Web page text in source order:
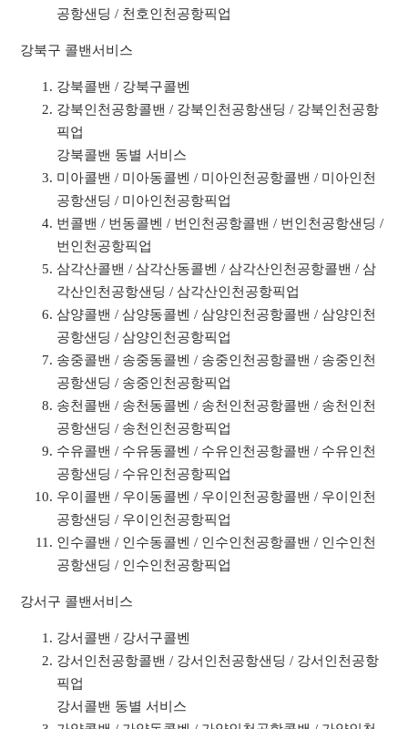
공항샌딩 / 천호인천공항픽업
강북구 콜밴서비스
강북콜밴 / 강북구콜벤
강북인천공항콜밴 / 강북인천공항샌딩 / 강북인천공항
픽업
강북콜밴 동별 서비스
미아콜밴 / 미아동콜벤 / 미아인천공항콜밴 / 미아인천
공항샌딩 / 미아인천공항픽업
번콜밴 / 번동콜벤 / 번인천공항콜밴 / 번인천공항샌딩 /
번인천공항픽업
삼각산콜밴 / 삼각산동콜벤 / 삼각산인천공항콜밴 / 삼
각산인천공항샌딩 / 삼각산인천공항픽업
삼양콜밴 / 삼양동콜벤 / 삼양인천공항콜밴 / 삼양인천
공항샌딩 / 삼양인천공항픽업
송중콜밴 / 송중동콜벤 / 송중인천공항콜밴 / 송중인천
공항샌딩 / 송중인천공항픽업
송천콜밴 / 송천동콜벤 / 송천인천공항콜밴 / 송천인천
공항샌딩 / 송천인천공항픽업
수유콜밴 / 수유동콜벤 / 수유인천공항콜밴 / 수유인천
공항샌딩 / 수유인천공항픽업
우이콜밴 / 우이동콜벤 / 우이인천공항콜밴 / 우이인천
공항샌딩 / 우이인천공항픽업
인수콜밴 / 인수동콜벤 / 인수인천공항콜밴 / 인수인천
공항샌딩 / 인수인천공항픽업
강서구 콜밴서비스
강서콜밴 / 강서구콜벤
강서인천공항콜밴 / 강서인천공항샌딩 / 강서인천공항
픽업
강서콜밴 동별 서비스